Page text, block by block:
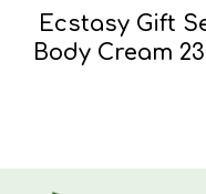
Ecstasy Gift
Body Cream